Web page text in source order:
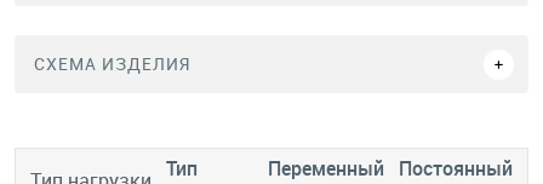
СХЕМА ИЗДЕЛИЯ
Тип
Переменный
Постоянный